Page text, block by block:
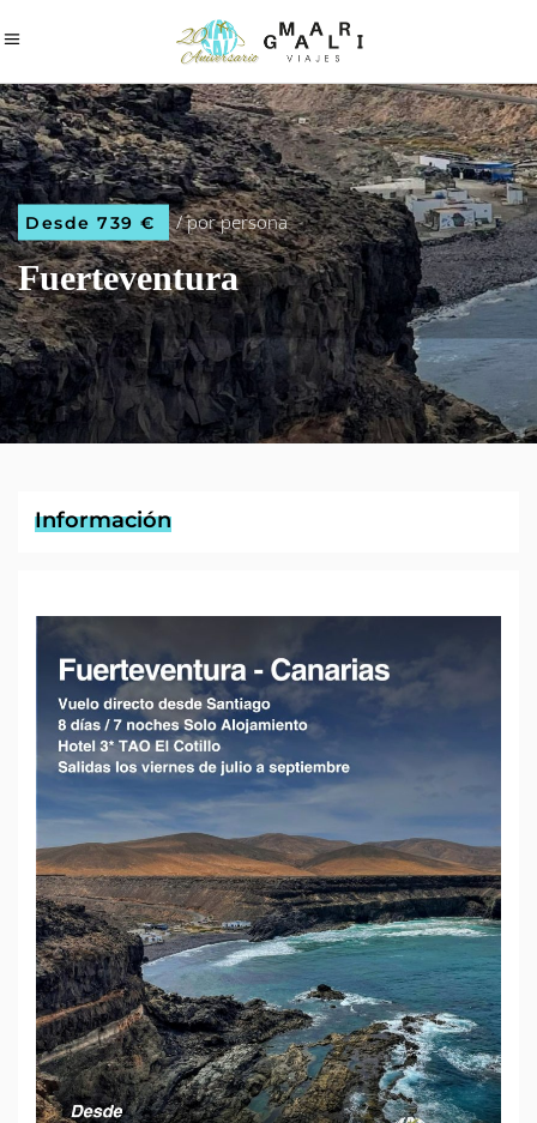
Desde 739 € / por persona
Fuerteventura
Información